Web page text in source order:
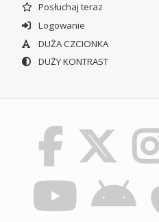
Posłuchaj teraz
Logowanie
DUŻA CZCIONKA
DUŻY KONTRAST